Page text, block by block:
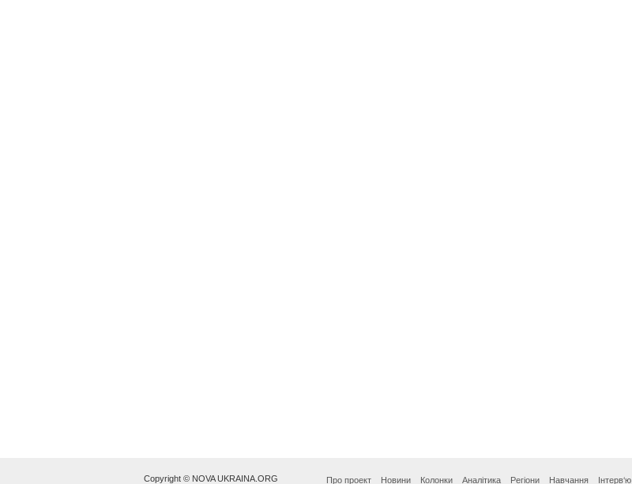
Copyright © NOVA UKRAINA.ORG
Про проект Новини Колонки Аналітика Регіони Навчання Інтерв‘ю